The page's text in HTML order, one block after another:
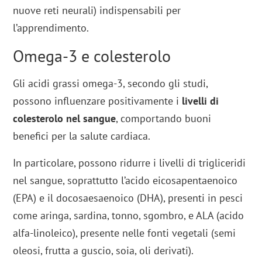
nuove reti neurali) indispensabili per
l’apprendimento.
Omega-3 e colesterolo
Gli acidi grassi omega-3, secondo gli studi,
possono influenzare positivamente i livelli di
colesterolo nel sangue, comportando buoni
benefici per la salute cardiaca.
In particolare, possono ridurre i livelli di trigliceridi
nel sangue, soprattutto l’acido eicosapentaenoico
(EPA) e il docosaesaenoico (DHA), presenti in pesci
come aringa, sardina, tonno, sgombro, e ALA (acido
alfa-linoleico), presente nelle fonti vegetali (semi
oleosi, frutta a guscio, soia, oli derivati).